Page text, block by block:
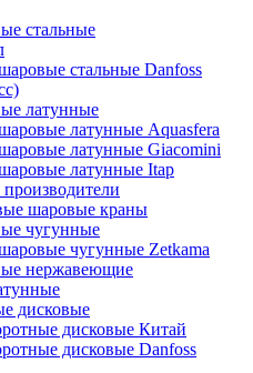
стальные
стальные Danfoss
латунные
латунные Aquasfera
латунные Giacomini
латунные Itap
шаровые краны
чугунные
чугунные Zetkama
нержавеющие
дисковые
дисковые Китай
дисковые Danfoss